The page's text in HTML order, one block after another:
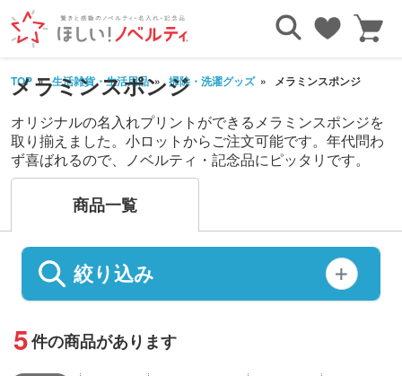
TOP 生活雑貨・生活用品 掃除・洗濯グッズ メラミンスポンジ
メラミンスポンジ
オリジナルの名入れプリントができるメラミンスポンジを
取り揃えました。小ロットからご注文可能です。年代問わ
ず喜ばれるので、ノベルティ・記念品にピッタリです。
商品一覧
絞り込み
5件の商品があります